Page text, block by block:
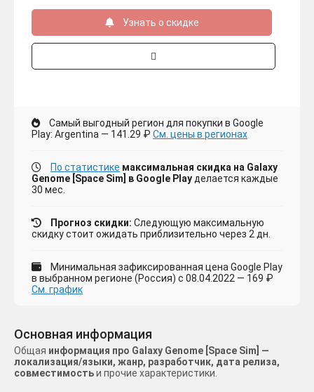
Узнать о скидке
Самый выгодный регион для покупки в Google
Play: Argentina — 141.29 ₽ См. цены в регионах
По статистике максимальная скидка на Galaxy
Genome [Space Sim] в Google Playделается каждые
30 мес.
Прогноз скидки: Следующую максимальную
скидку стоит ожидать приблизительно через 2 дн.
Минимальная зафиксированная цена Google Play
в выбранном регионе (Россия) с 08.04.2022 — 169 ₽
См. график
Основная информация
Общая информация про Galaxy Genome [Space Sim] —
локализация/языки, жанр, разработчик, дата релиза,
совместимостьи прочие характеристики.